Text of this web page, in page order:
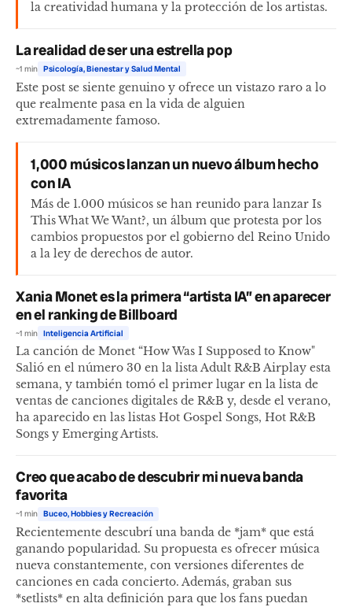
la creatividad humana y la protección de los artistas.
La realidad de ser una estrella pop
~1 min Psicología, Bienestar y Salud Mental
Este post se siente genuino y ofrece un vistazo raro a lo
que realmente pasa en la vida de alguien
extremadamente famoso.
1,000 músicos lanzan un nuevo álbum hecho
con IA
Más de 1.000 músicos se han reunido para lanzar Is
This What We Want?, un álbum que protesta por los
cambios propuestos por el gobierno del Reino Unido
a la ley de derechos de autor.
Xania Monet es la primera “artista IA” en aparecer
en el ranking de Billboard
~1 min Inteligencia Artificial
La canción de Monet “How Was I Supposed to Know"
Salió en el número 30 en la lista Adult R&B Airplay esta
semana, y también tomó el primer lugar en la lista de
ventas de canciones digitales de R&B y, desde el verano,
ha aparecido en las listas Hot Gospel Songs, Hot R&B
Songs y Emerging Artists.
Creo que acabo de descubrir mi nueva banda
favorita
~1 min Buceo, Hobbies y Recreación
Recientemente descubrí una banda de *jam* que está
ganando popularidad. Su propuesta es ofrecer música
nueva constantemente, con versiones diferentes de
canciones en cada concierto. Además, graban sus
*setlists* en alta definición para que los fans puedan